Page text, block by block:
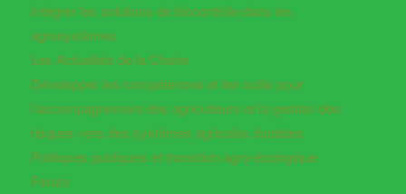
Intégrer les solutions de biocontrôle dans les
agrosystèmes
Les Actualités de la Chaire
Développer les compétences et les outils pour
l’accompagnement des agriculteurs et la gestion des
risques vers des systèmes agricoles durables
Politiques publiques et transition agro-écologique
Forum